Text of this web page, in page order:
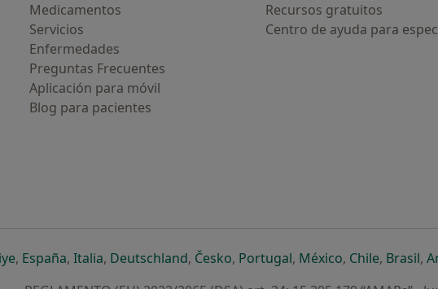
Medicamentos
Servicios
Enfermedades
Preguntas Frecuentes
Aplicación para móvil
Blog para pacientes
Recursos gratuitos
Centro de ayuda para
en una nueva pestaña
se abre en una nueva pestaña
, Españase abre en una nueva pestaña
, Italiase abre en una nueva pestaña
, Deutschlandse abre en una nueva pestaña
, Českose abre en una nueva pestaña
, Portugalse abre en una nueva
, Méxicose abre en una
, Chilese abre
, Brasilse
,